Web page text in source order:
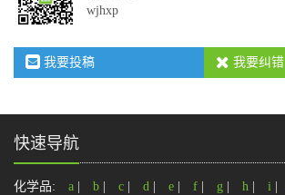
wjhxp
我要投稿 我要纠错
快速导航
化学品: a b c d e f g h i